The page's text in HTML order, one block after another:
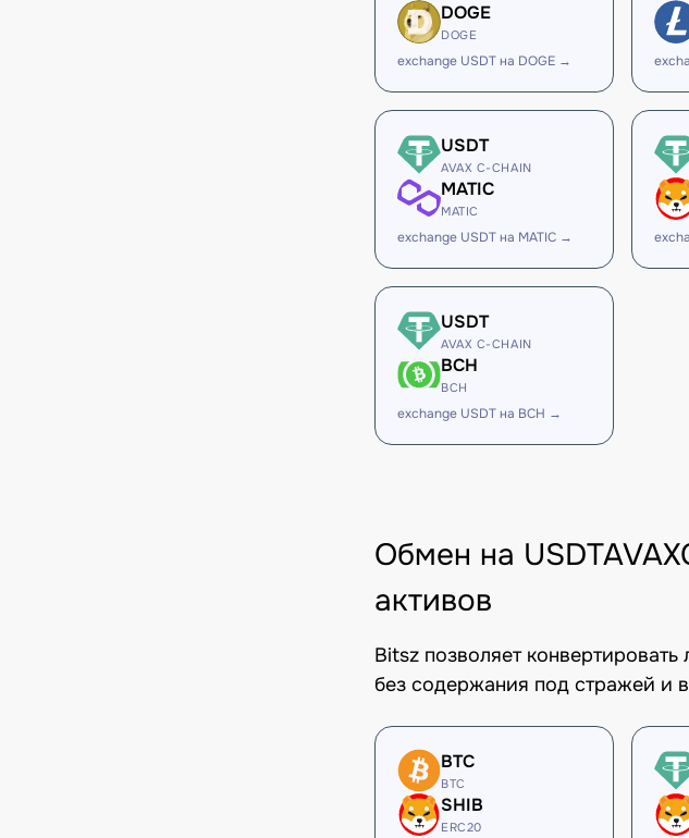
DOGE
DOGE
exchange USDT на DOGE →
USDT
AVAX C-CHAIN
MATIC
MATIC
exchange USDT на MATIC →
USDT
AVAX C-CHAIN
BCH
BCH
exchange USDT на BCH →
Обмен на
активов
Bitsz позволяет
без содержания под стражей и
BTC
BTC
SHIB
ERC20